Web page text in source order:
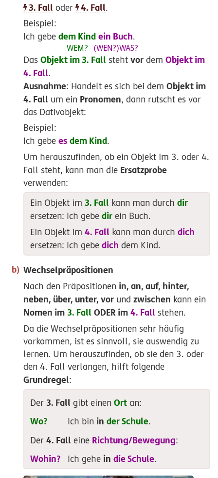
3. Fall oder 4. Fall.
Beispiel:
Ich gebe dem Kind ein Buch.
Das Objekt im 3. Fall steht vor dem Objekt im
4. Fall.
Ausnahme: Handelt es sich bei dem Objekt im
4. Fall um ein Pronomen, dann rutscht es vor
das Dativobjekt:
Beispiel:
Ich gebe
dem Kind
es
.
Um herauszufinden, ob ein Objekt im 3. oder 4.
Fall steht, kann man die Ersatzprobe
verwenden:
Ein Objekt im 3. Fall kann man durch dir
ersetzen: Ich gebe direin Buch.
Ein Objekt im 4. Fall kann man durch dich
ersetzen: Ich gebe dich dem Kind.
Wechselpräpositionen
Nach den Präpositionen in, an, auf, hinter,
neben, über, unter, vor und zwischen kann ein
Nomen im 3. Fall ODER im 4. Fall stehen.
Da die Wechselpräpositionen sehr häufig
vorkommen, ist es sinnvoll, sie auswendig zu
lernen. Um herauszufinden, ob sie den 3. oder
den 4. Fall verlangen, hilft folgende
Grundregel:
Der 3. Fall gibt einen Ortan:
Wo? Ich bin in der Schule.
Der 4. Fall eine Richtung/­Bewegung:
Wohin? Ich gehe in die Schule.